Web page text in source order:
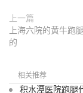
上一篇
上海六院的黄牛跑
的
相关推荐
积水潭医院跑腿